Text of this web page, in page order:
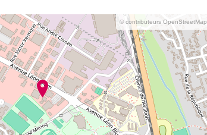
© contributeurs OpenStreetMap